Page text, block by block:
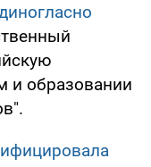
и образовании